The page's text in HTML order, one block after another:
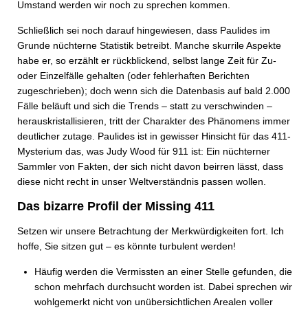
Umstand werden wir noch zu sprechen kommen.
Schließlich sei noch darauf hingewiesen, dass Paulides im
Grunde nüchterne Statistik betreibt. Manche skurrile Aspekte
habe er, so erzählt er rückblickend, selbst lange Zeit für Zu-
oder Einzelfälle gehalten (oder fehlerhaften Berichten
zugeschrieben); doch wenn sich die Datenbasis auf bald 2.000
Fälle beläuft und sich die Trends – statt zu verschwinden –
herauskristallisieren, tritt der Charakter des Phänomens immer
deutlicher zutage. Paulides ist in gewisser Hinsicht für das 411-
Mysterium das, was Judy Wood für 911 ist: Ein nüchterner
Sammler von Fakten, der sich nicht davon beirren lässt, dass
diese nicht recht in unser Weltverständnis passen wollen.
Das bizarre Profil der Missing 411
Setzen wir unsere Betrachtung der Merkwürdigkeiten fort. Ich
hoffe, Sie sitzen gut – es könnte turbulent werden!
Häufig werden die Vermissten an einer Stelle gefunden, die
schon mehrfach durchsucht worden ist. Dabei sprechen wir
wohlgemerkt nicht von unübersichtlichen Arealen voller